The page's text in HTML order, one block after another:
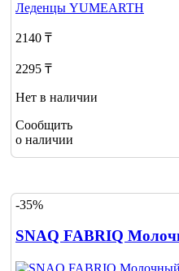
Леденцы YUMEARTH
2140 ₸
2295 ₸
Нет в наличии
Сообщить
о наличии
-35%
SNAQ FABRIQ